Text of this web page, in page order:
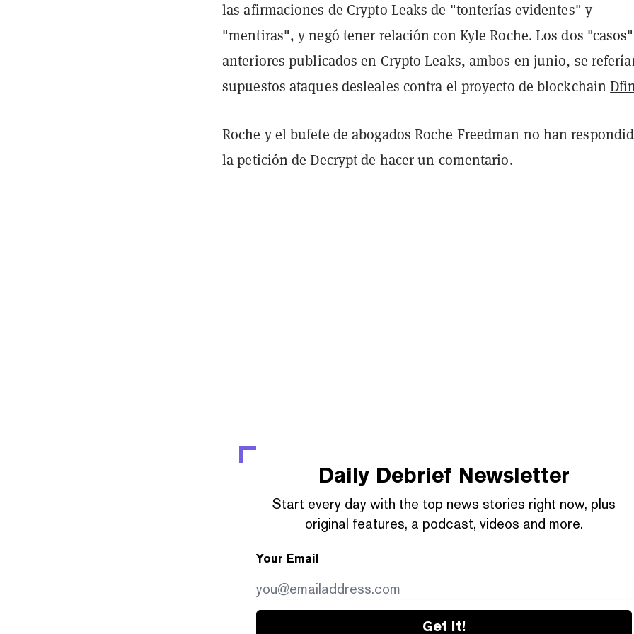
las afirmaciones de Crypto Leaks de "tonterías evidentes" y
"mentiras", y negó tener relación con Kyle Roche. Los dos "casos"
anteriores publicados en Crypto Leaks, ambos en junio, se
supuestos ataques desleales contra el proyecto de blockchain
Roche y el bufete de abogados Roche Freedman no han
la petición de Decrypt de hacer un comentario.
Daily Debrief Newsletter
Start every day with the top news stories right now, plus
original features, a podcast, videos and more.
Your Email
Get it!